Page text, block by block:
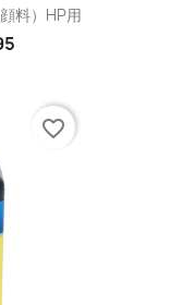
料）HP用
favorite_border